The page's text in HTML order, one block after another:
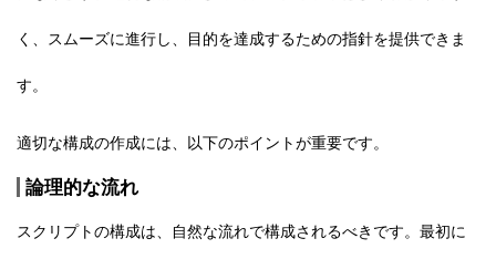
く、スムーズに進行し、 目的を達成するための指針を提供できま
す。
適切な構成の作成には、以下のポイントが重要です。
論理的な流れ
スクリプトの構成は、自然な流れで構成されるべきです。最初に